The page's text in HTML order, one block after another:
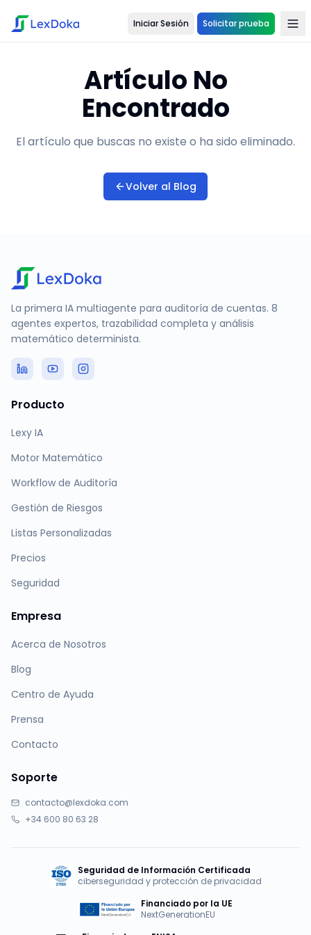
Iniciar Sesión Solicitar prueba
Artículo No
Encontrado
El artículo que buscas no existe o ha sido eliminado.
Volver al Blog
La primera IA multiagente para auditoría de cuentas. 8
agentes expertos, trazabilidad completa y análisis
matemático determinista.
Producto
Lexy IA
Motor Matemático
Workflow de Auditoría
Gestión de Riesgos
Listas Personalizadas
Precios
Seguridad
Empresa
Acerca de Nosotros
Blog
Centro de Ayuda
Prensa
Contacto
Soporte
contacto@lexdoka.com
+34 600 80 63 28
Seguridad de Información Certificada
ciberseguridad y protección de privacidad
Financiado por la UE
NextGenerationEU